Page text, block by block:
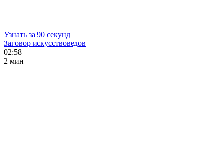
Узнать за 90 секунд
Заговор искусствоведов
02:58
2 мин